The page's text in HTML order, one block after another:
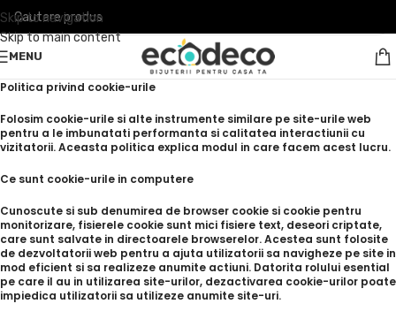
Skip to navigation
Skip to main content
MENU
Politica privind cookie-urile
Folosim cookie-urile si alte instrumente similare pe site-urile web
pentru a le imbunatati performanta si calitatea interactiunii cu
vizitatorii. Aceasta politica explica modul in care facem acest lucru.
Ce sunt cookie-urile in computere
Cunoscute si sub denumirea de browser cookie si cookie pentru
monitorizare, fisierele cookie sunt mici fisiere text, deseori criptate,
care sunt salvate in directoarele browserelor. Acestea sunt folosite
de dezvoltatorii web pentru a ajuta utilizatorii sa navigheze pe site in
mod eficient si sa realizeze anumite actiuni. Datorita rolului esential
pe care il au in utilizarea site-urilor, dezactivarea cookie-urilor poate
impiedica utilizatorii sa utilizeze anumite site-uri.